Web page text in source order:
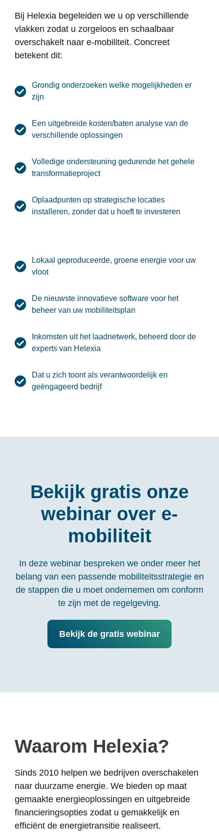
Bij Helexia begeleiden we u op verschillende
vlakken zodat u zorgeloos en schaalbaar
overschakelt naar e-mobiliteit. Concreet
betekent dit:
Grondig onderzoeken welke mogelijkheden er
zijn
Een uitgebreide kosten/baten analyse van de
verschillende oplossingen
Volledige ondersteuning gedurende het gehele
transformatieproject
Oplaadpunten op strategische locaties
installeren, zonder dat u hoeft te investeren
Lokaal geproduceerde, groene energie voor uw
vloot
De nieuwste innovatieve software voor het
beheer van uw mobiliteitsplan
Inkomsten uit het laadnetwerk, beheerd door de
experts van Helexia
Dat u zich toont als verantwoordelijk en
geëngageerd bedrijf
Bekijk gratis onze
webinar over e-
mobiliteit
In deze webinar bespreken we onder meer het
belang van een passende mobiliteitsstrategie en
de stappen die u moet ondernemen om conform
te zijn met de regelgeving.
Bekijk de gratis webinar
Waarom Helexia?
Sinds 2010 helpen we bedrijven overschakelen
naar duurzame energie. We bieden op maat
gemaakte energieoplossingen en uitgebreide
financieringsopties zodat u gemakkelijk en
efficiënt de energietransitie realiseert.